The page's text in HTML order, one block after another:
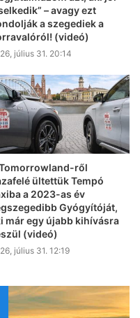
– avagy ezt
a szegediek a
(videó)
július 31. 20:14
ről
ültettük Tempó
a 2023-as év
Gyógyítóját,
már egy újabb kihívásra
(videó)
július 31. 12:19